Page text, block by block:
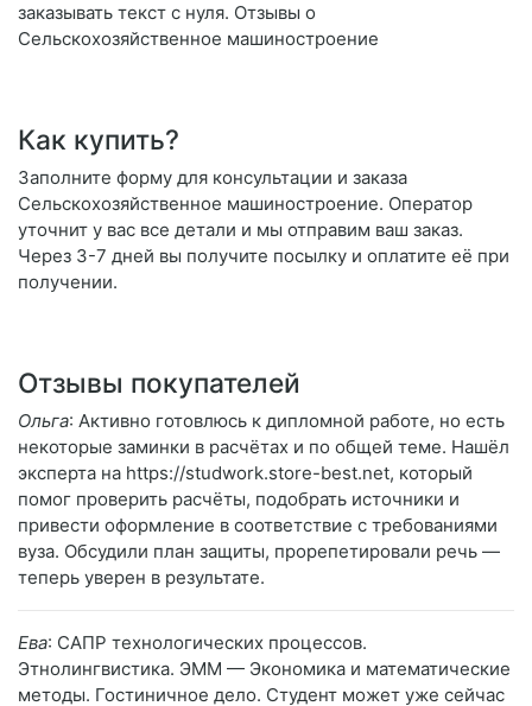
заказывать текст с нуля. Отзывы о
Сельскохозяйственное машиностроение
Как купить?
Заполните форму для консультации и заказа
Сельскохозяйственное машиностроение. Оператор
уточнит у вас все детали и мы отправим ваш заказ.
Через 3-7 дней вы получите посылку и оплатите её при
получении.
Отзывы покупателей
Ольга: Активно готовлюсь к дипломной работе, но есть
некоторые заминки в расчётах и по общей теме. Нашёл
эксперта на https://studwork.store-best.net, который
помог проверить расчёты, подобрать источники и
привести оформление в соответствие с требованиями
вуза. Обсудили план защиты, прорепетировали речь —
теперь уверен в результате.
Ева: САПР технологических процессов.
Этнолингвистика. ЭММ — Экономика и математические
методы. Гостиничное дело. Студент может уже сейчас